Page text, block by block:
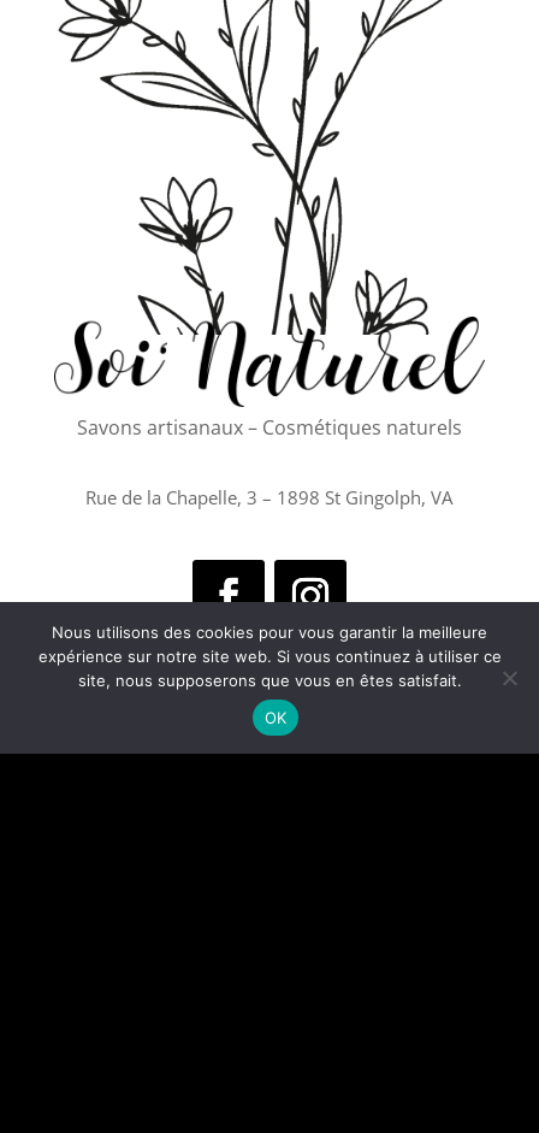
Savons artisanaux – Cosmétiques naturels
Rue de la Chapelle, 3 – 1898 St Gingolph, VA
Nous utilisons des cookies pour vous garantir la meilleure
expérience sur notre site web. Si vous continuez à utiliser ce
site, nous supposerons que vous en êtes satisfait.
OK